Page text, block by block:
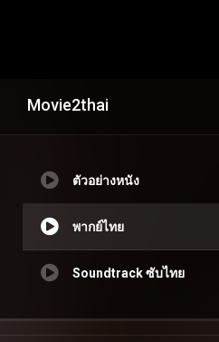
Movie2thai
ตัวอย่างหนัง
พากย์ไทย
Soundtrack ซับไทย